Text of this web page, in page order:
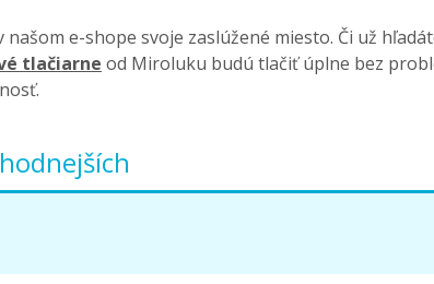
našom e-shope svoje zaslúžené miesto. Či už
tlačiarne od Miroluku budú tlačiť úplne bez